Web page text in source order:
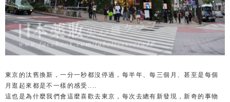
東京的汰舊換新，一分一秒都沒停過，每半年、每三個月、甚至是每個
月逛起來都是不一樣的感受....
這也是為什麼我們會這麼喜歡去東京，每次去總有新發現，新奇的事物